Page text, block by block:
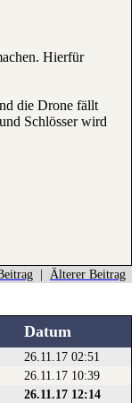
Hierfür
die Drone fällt
Schlösser wird
Älterer Beitrag
Datum
26.11.17 02:51
26.11.17 10:39
26.11.17 12:14